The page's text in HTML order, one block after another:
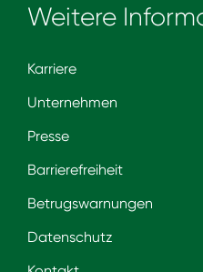
Weitere
Karriere
Unternehmen
Presse
Barrierefreiheit
Betrugswarnungen
Datenschutz